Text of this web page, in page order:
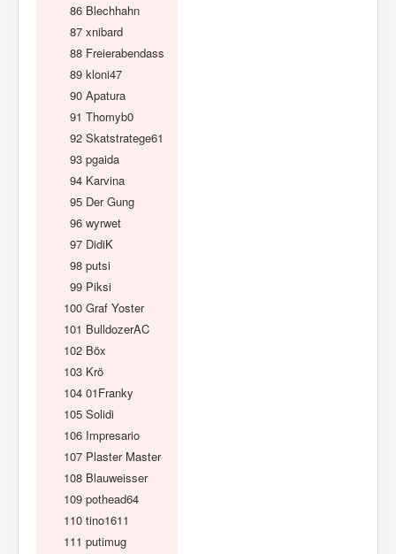
86 Blechhahn
87 xnibard
88 Freierabendass
89 kloni47
90 Apatura
91 Thomyb0
92 Skatstratege61
93 pgaida
94 Karvina
95 Der Gung
96 wyrwet
97 DidiK
98 putsi
99 Piksi
100 Graf Yoster
101 BulldozerAC
102 Böx
103 Krö
104 01Franky
105 Solidi
106 Impresario
107 Plaster Master
108 Blauweisser
109 pothead64
110 tino1611
111 putimug